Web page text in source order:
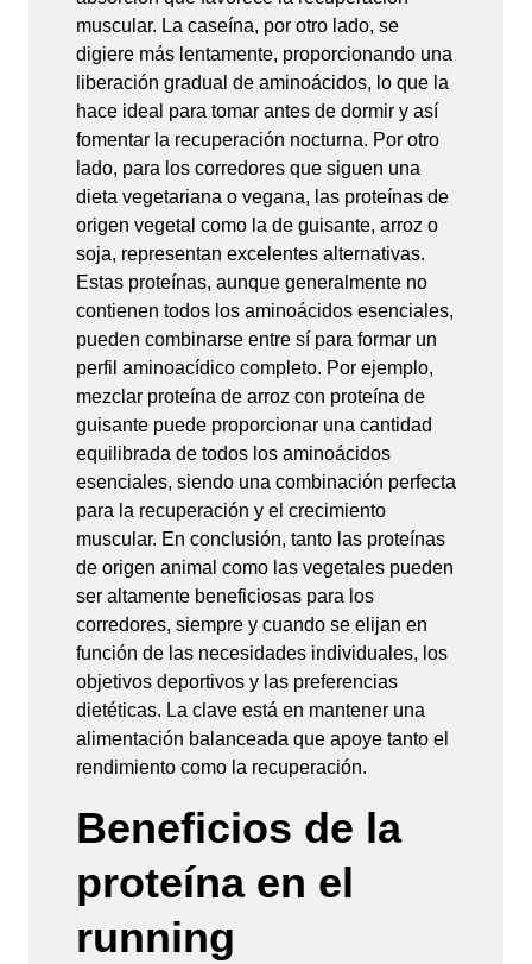
muscular. La caseína, por otro lado, se
digiere más lentamente, proporcionando una
liberación gradual de aminoácidos, lo que la
hace ideal para tomar antes de dormir y así
fomentar la recuperación nocturna. Por otro
lado, para los corredores que siguen una
dieta vegetariana o vegana, las proteínas de
origen vegetal como la de guisante, arroz o
soja, representan excelentes alternativas.
Estas proteínas, aunque generalmente no
contienen todos los aminoácidos esenciales,
pueden combinarse entre sí para formar un
perfil aminoacídico completo. Por ejemplo,
mezclar proteína de arroz con proteína de
guisante puede proporcionar una cantidad
equilibrada de todos los aminoácidos
esenciales, siendo una combinación perfecta
para la recuperación y el crecimiento
muscular. En conclusión, tanto las proteínas
de origen animal como las vegetales pueden
ser altamente beneficiosas para los
corredores, siempre y cuando se elijan en
función de las necesidades individuales, los
objetivos deportivos y las preferencias
dietéticas. La clave está en mantener una
alimentación balanceada que apoye tanto el
rendimiento como la recuperación.
Beneficios de la
proteína en el
running